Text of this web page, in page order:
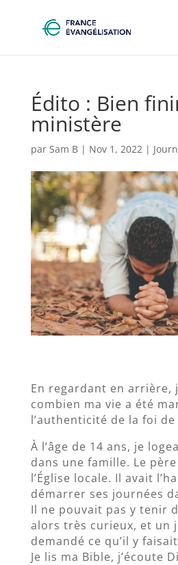
Édito : Bien
ministère
par Sam B| Nov 1, 2022|
En regardant en arrière,
combien ma vie a été
l’authenticité de la foi de
À l’âge de 14 ans, je
dans une famille. Le
l’Église locale. Il avait
démarrer ses journées
Il ne pouvait pas y tenir
alors très curieux, et un
demandé ce qu’il y
Je lis ma Bible, j’écoute